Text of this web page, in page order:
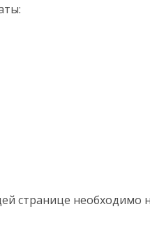
странице необходимо